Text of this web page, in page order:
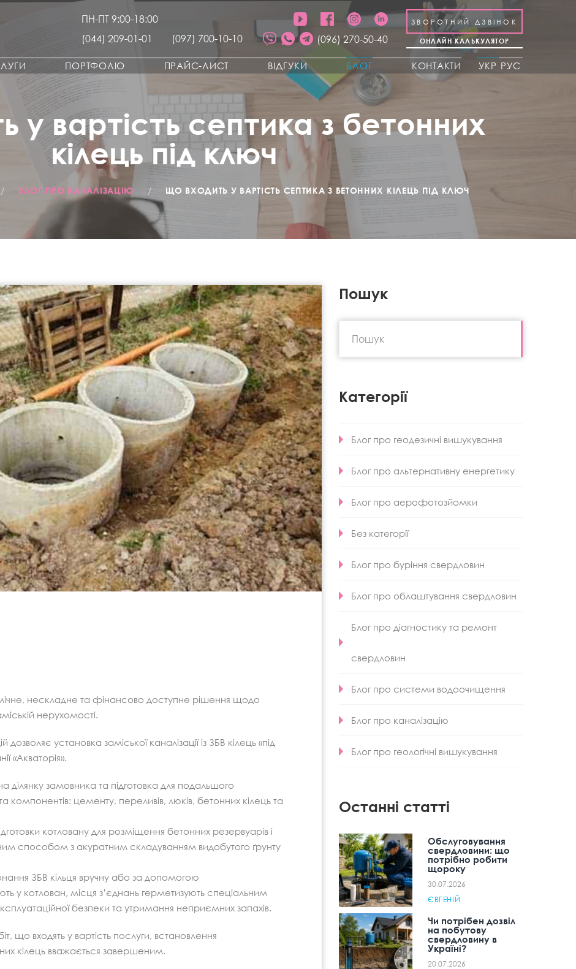
ПН-ПТ 9:00-18:00
(044) 209-01-01
(097) 700-10-10 (096) 270-50-40
ЗВОРОТНИЙ ДЗВІНОК
ОНЛАЙН КАЛЬКУЛЯТОР
ПОРТФОЛІО ПРАЙС-ЛИСТ ВІДГУКИ БЛОГ КОНТАКТИ УКР РУС
у вартість септика з бетонних
кілець під ключ
/ БЛОГ ПРО КАНАЛІЗАЦІЮ / ЩО ВХОДИТЬ У ВАРТІСТЬ СЕПТИКА З БЕТОННИХ КІЛЕЦЬ ПІД КЛЮЧ
нескладне та фінансово доступне рішення щодо
нерухомості.
установка заміської каналізації із ЗБВ кілець «під
«Акваторія».
замовника та підготовка для подальшого
компонентів: цементу, переливів, люків, бетонних кілець та
котловану для розміщення бетонних резервуарів і
способом з акуратним складуванням видобутого ґрунту
ЗБВ кільця вручну або за допомогою
у котлован, місця з’єднань герметизують спеціальним
безпеки та утримання неприємних запахів.
що входять у вартість послуги, встановлення
кілець вважається завершеним.
Пошук
Категорії
Блог про геодезичні вишукування
Блог про альтернативну енергетику
Блог про аерофотозйомки
Без категорії
Блог про буріння свердловин
Блог про облаштування свердловин
Блог про діагностику та ремонт
свердловин
Блог про системи водоочищення
Блог про каналізацію
Блог про геологічні вишукування
Останні статті
Обслуговування
свердловини: що
потрібно робити
щороку
30.07.2026
ЄВГЕНІЙ
Чи потрібен дозвіл
на побутову
свердловину в
Україні?
20.07.2026